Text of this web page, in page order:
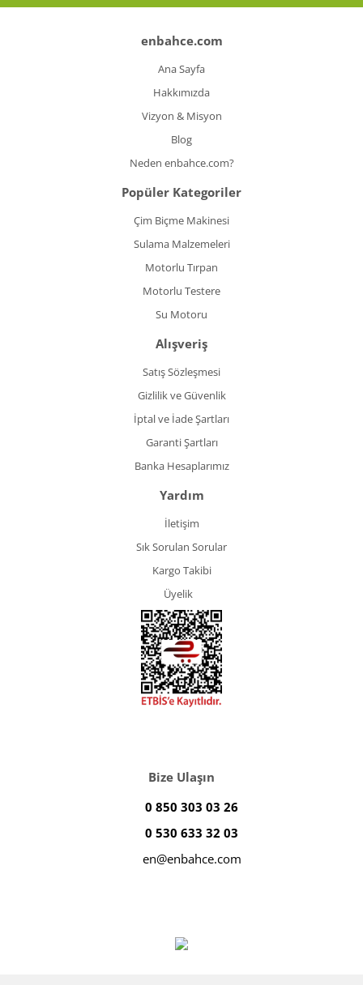
enbahce.com
Ana Sayfa
Hakkımızda
Vizyon & Misyon
Blog
Neden enbahce.com?
Popüler Kategoriler
Çim Biçme Makinesi
Sulama Malzemeleri
Motorlu Tırpan
Motorlu Testere
Su Motoru
Alışveriş
Satış Sözleşmesi
Gizlilik ve Güvenlik
İptal ve İade Şartları
Garanti Şartları
Banka Hesaplarımız
Yardım
İletişim
Sık Sorulan Sorular
Kargo Takibi
Üyelik
Bize Ulaşın
0 850 303 03 26
0 530 633 32 03
en@enbahce.com